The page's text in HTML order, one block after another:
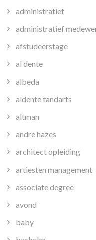
administratief
administratief
afstudeerstage
al dente
albeda
aldente tandarts
altman
andre hazes
architect opleiding
artiesten management
associate degree
avond
baby